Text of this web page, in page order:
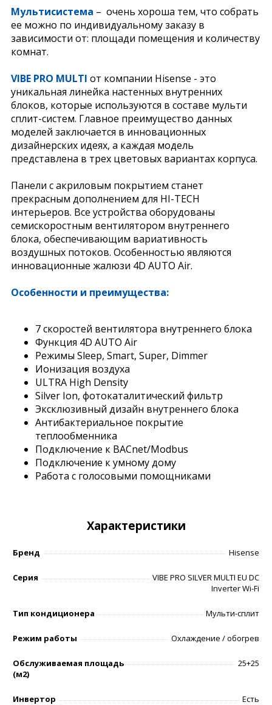
Мультисистема – очень хороша тем, что собрать
ее можно по индивидуальному заказу в
зависимости от: площади помещения и количеству
комнат.
VIBE PRO MULTI от компании Hisense - это
уникальная линейка настенных внутренних
блоков, которые используются в составе мульти
сплит-систем. Главное преимущество данных
моделей заключается в инновационных
дизайнерских идеях, а каждая модель
представлена в трех цветовых вариантах корпуса.
Панели с акриловым покрытием станет
прекрасным дополнением для HI-TECH
интерьеров. Все устройства оборудованы
семискоростным вентилятором внутреннего
блока, обеспечивающим вариативность
воздушных потоков. Особенностью являются
инновационные жалюзи 4D AUTO Air.
Особенности и преимущества:
7 скоростей вентилятора внутреннего блока
Функция 4D AUTO Air
Режимы Sleep, Smart, Super, Dimmer
Ионизация воздуха
ULTRA High Density
Silver Ion, фотокаталитический фильтр
Эксклюзивный дизайн внутреннего блока
Антибактериальное покрытие
теплообменника
Подключение к BACnet/Modbus
Подключение к умному дому
Работа с голосовыми помощниками
Характеристики
Бренд Hisense
Серия
VIBE PRO SILVER MULTI EU DC
Inverter Wi-Fi
Тип кондиционера Мульти-сплит
Режим работы Охлаждение / обогрев
Обслуживаемая площадь
(м2)
25+25
Инвертор Есть